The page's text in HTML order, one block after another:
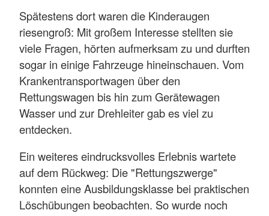
Spätestens dort waren die Kinderaugen
riesengroß: Mit großem Interesse stellten sie
viele Fragen, hörten aufmerksam zu und durften
sogar in einige Fahrzeuge hineinschauen. Vom
Krankentransportwagen über den
Rettungswagen bis hin zum Gerätewagen
Wasser und zur Drehleiter gab es viel zu
entdecken.
Ein weiteres eindrucksvolles Erlebnis wartete
auf dem Rückweg: Die "Rettungszwerge"
konnten eine Ausbildungsklasse bei praktischen
Löschübungen beobachten. So wurde noch